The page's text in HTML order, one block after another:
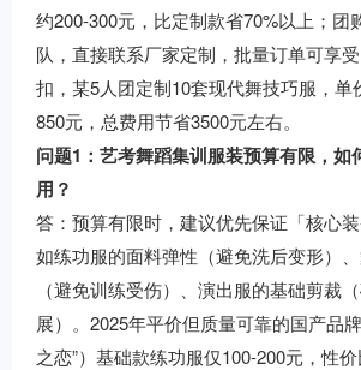
约200-300元，比定制款省70%以上；团
队，直接联系厂家定制，批量订单可享
扣，某5人团定制10套现代舞技巧服，单
850元，总费用节省3500元左右。
问题1：艺考舞蹈集训服装预算有限，如
用？
答：预算有限时，建议优先保证「核心
如练功服的面料弹性（避免洗后变形）
（避免训练受伤）、演出服的基础剪裁
展）。2025年平价但质量可靠的国产品
之恋”）基础款练功服仅100-200元，性